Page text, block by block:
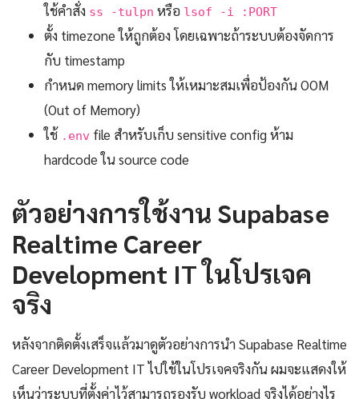
ใช้คำสั่ง ss -tulpn หรือ lsof -i :PORT
ตั้ง timezone ให้ถูกต้อง โดยเฉพาะถ้าระบบต้องจัดการ
กับ timestamp
กำหนด memory limits ให้เหมาะสมเพื่อป้องกัน OOM
(Out of Memory)
ใช้ .env file สำหรับเก็บ sensitive config ห้าม
hardcode ใน source code
ตัวอย่างการใช้งาน Supabase
Realtime Career
Development IT ในโปรเจค
จริง
หลังจากติดตั้งเสร็จแล้วมาดูตัวอย่างการนำ Supabase Realtime
Career Development IT ไปใช้ในโปรเจคจริงกัน ผมจะแสดงให้
เห็นว่าระบบที่ตั้งค่าไว้สามารถรองรับ workload จริงได้อย่างไร